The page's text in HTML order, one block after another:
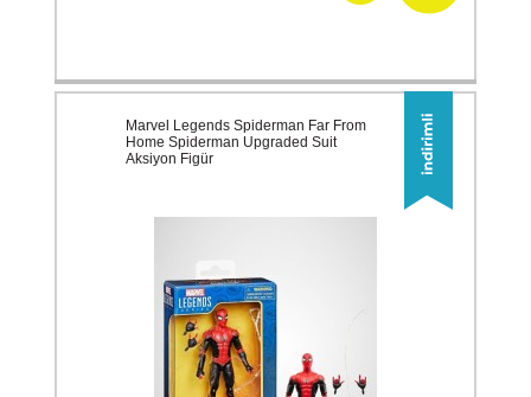
Marvel Legends Spiderman Far From
Home Spiderman Upgraded Suit
Aksiyon Figür